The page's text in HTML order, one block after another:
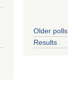
Older polls
Results